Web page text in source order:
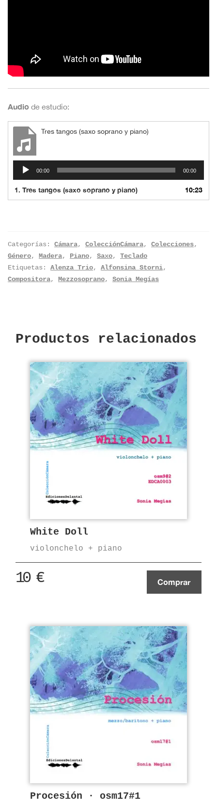
Audio de estudio:
Tres tangos (saxo soprano y piano)
Reproductor
00:00 00:00
1. Tres tangos (saxo soprano y piano) 10:23
Categorías: Cámara, ColecciónCámara, Colecciones,
Género, Madera, Piano, Saxo, Teclado
Etiquetas: Alenza Trio, Alfonsina Storni,
Compositora, Mezzosoprano, Sonia Megías
Productos relacionados
White Doll
violonchelo + piano
10 € Comprar
Procesión · osm17#1